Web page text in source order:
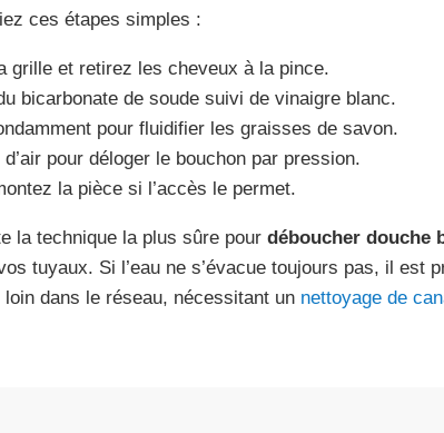
ces étapes simples :
grille et retirez les cheveux à la pince.
bicarbonate de soude suivi de vinaigre blanc.
pour fluidifier les graisses de savon.
pour déloger le bouchon par pression.
la pièce si l’accès le permet.
la technique la plus sûre pour déboucher douche
tuyaux. Si l’eau ne s’évacue toujours pas, il est
dans le réseau, nécessitant un nettoyage de